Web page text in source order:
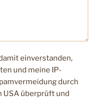
einverstanden,
und meine IP-
durch
USA überprüft und